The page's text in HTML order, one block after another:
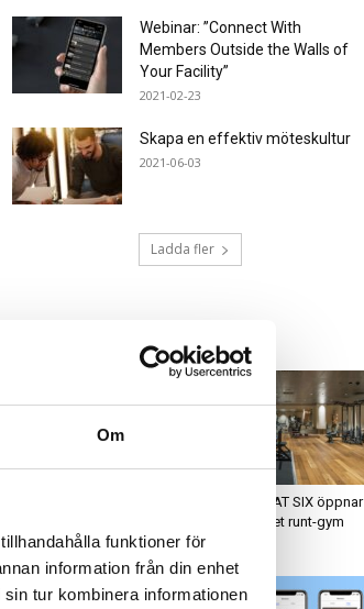
Om
funktioner för
information från din enhet
tur kombinera informationen
Webinar: ”Connect With
Members Outside the Walls of
Your Facility”
2021-02-23
Skapa en effektiv möteskultur
2021-06-03
Ladda fler
inpassering helt digitalt
Lyxhotellet AT SIX öppnar
privat dygnet runt-gym